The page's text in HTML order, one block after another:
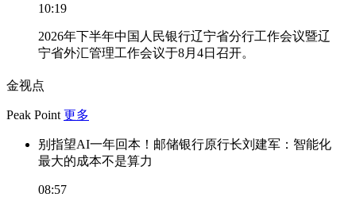
10:19
2026年下半年中国人民银行辽宁省分行工作会议暨辽
宁省外汇管理工作会议于8月4日召开。
金视点
Peak Point 更多
别指望AI一年回本！邮储银行原行长刘建军：智能化
最大的成本不是算力
08:57